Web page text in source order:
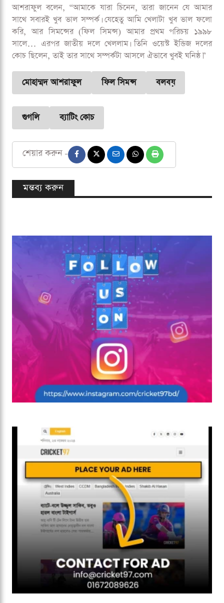
আশরাফুল বলেন, “আমাকে যারা চিনেন, তারা জানেন যে আমার
সাথে সবারই খুব ভাল সম্পর্ক। যেহেতু আমি খেলাটা খুব ভাল ফলো
করি, আর সিমন্সের (ফিল সিমন্স) আমার প্রথম পরিচয় ১৯৯৮
সালে… এরপর জাতীয় দলে খেললাম। তিনি ওয়েস্ট ইন্ডিজ দলের
কোচ ছিলেন, তাই তার সাথে সম্পর্কটা আসলে ঐভাবে খুবই ঘনিষ্ঠ।”
মোহাম্মদ আশরাফুল ফিল সিমন্স বলবয়
গুগলি ব্যাটিং কোচ
শেয়ার করুন -
মন্তব্য করুন